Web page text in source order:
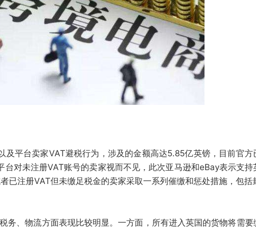
平台卖家VAT避税行为，涉及的金额高达5.85亿英镑，目前官
对未注册VAT账号的卖家视而不见，此次亚马逊和eBay表示支
注册VAT但未缴足税金的卖家采取一系列催缴和惩处措施，包括
务、物流方面表现比较明显。一方面，所有进入英国的货物将需